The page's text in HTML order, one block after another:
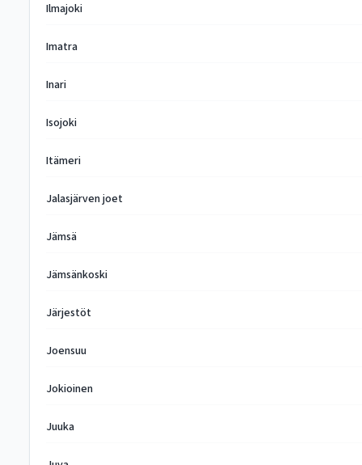
Ilmajoki
Imatra
Inari
Isojoki
Itämeri
Jalasjärven joet
Jämsä
Jämsänkoski
Järjestöt
Joensuu
Jokioinen
Juuka